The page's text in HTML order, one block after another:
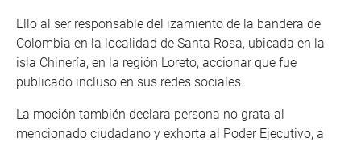
Ello al ser responsable del izamiento de la bandera de
Colombia en la localidad de Santa Rosa, ubicada en la
isla Chinería, en la región Loreto, accionar que fue
publicado incluso en sus redes sociales.
La moción también declara persona no grata al
mencionado ciudadano y exhorta al Poder Ejecutivo, a